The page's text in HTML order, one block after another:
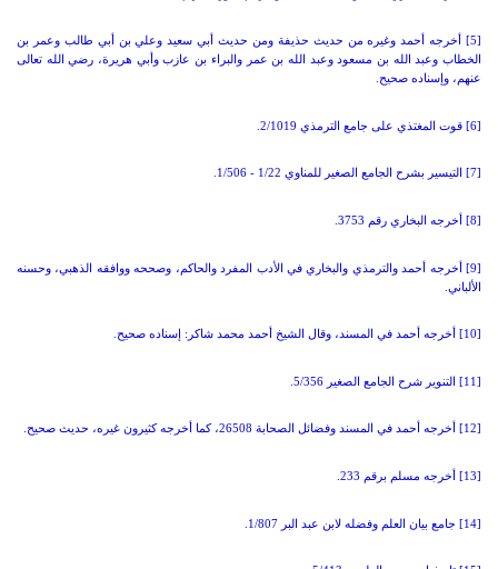
[5] أخرجه أحمد وغيره من حديث حذيفة ومن حديث أبي سعيد وعلي بن أبي طالب وعمر بن
الخطاب وعبد الله بن مسعود وعبد الله بن عمر والبراء بن عازب وأبي هريرة، رضي الله تعالى
عنهم، وإسناده صحيح.
[6] قوت المغتذي على جامع الترمذي
[8] أخرجه البخاري رقم
[9] أخرجه أحمد والترمذي والبخاري في الأدب المفرد والحاكم، وصححه ووافقه الذهبي، وحسنه
الألباني
[10] أخرجه أحمد في المسند، وقال الشيخ أحمد محمد شاكر : إسناده صحيح.
[11] التنوير شرح الجامع الصغير
، كما أخرجه كثيرون غيره، حديث صحيح.
[13] أخرجه مسلم برقم
[14] جامع بيان العلم وفضله لابن عبد البر